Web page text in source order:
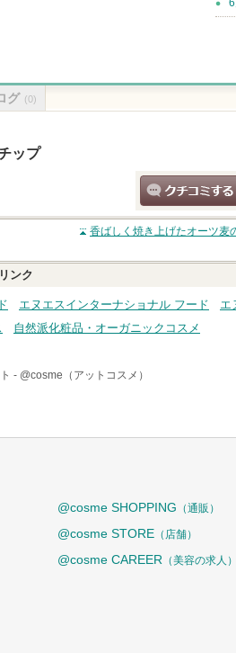
グ (0)
ップ
クチコミ
香ばしく焼き上げたオーツ麦
ンク
エヌエスインターナショナル フード
エ
自然派化粧品・オーガニックコスメ
- @cosme（アットコスメ）
@cosme SHOPPING （通販）
@cosme STORE （店舗）
@cosme CAREER （美容の求人）